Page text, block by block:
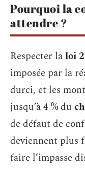
Pourquoi la
attendre ?
Respecter laloi
imposée par la
durci, et les
jusqu’à 4 % du
de défaut de
deviennent plus
faire l’impasse